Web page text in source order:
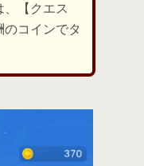
【クエス
のコインでタ